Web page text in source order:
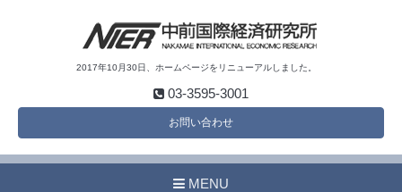
2017年10月30日、ホームページをリニューアルしました。
03-3595-3001
お問い合わせ
MENU